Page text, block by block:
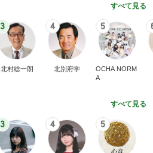
すべて見る
3
北村総一朗
4
北別府学
5
OCHA NORM
A
すべて見る
3 4 5